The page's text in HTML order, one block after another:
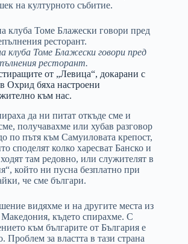
на културното събитие.
клуба Томе Блажески говори пред
ресторант.
от „Левица“, докарани с
Охрид бяха настроени
към нас.
да ни питат откъде сме и
получавахме или хубав разговор
по пътя към Самуиловата крепост,
споделят колко харесват Банско и
там редовно, или служителят в
който ни пусна безплатно при
че сме българи.
видяхме и на другите места из
където спирахме. С
към българите от България е
Проблем за властта в тази страна